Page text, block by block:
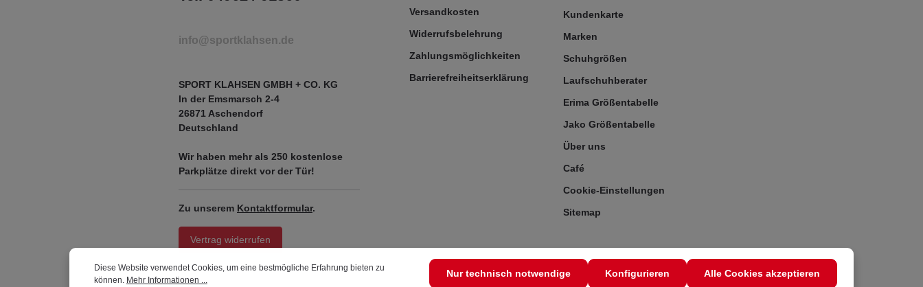
info@sportklahsen.de
SPORT KLAHSEN GMBH + CO. KG
In der Emsmarsch 2-4
26871 Aschendorf
Deutschland
Wir haben mehr als 250 kostenlose
Parkplätze direkt vor der Tür!
Zu unserem Kontaktformular.
Vertrag widerrufen
Versandkosten
Widerrufsbelehrung
Zahlungsmöglichkeiten
Barrierefreiheitserklärung
Kundenkarte
Marken
Schuhgrößen
Laufschuhberater
Erima Größentabelle
Jako Größentabelle
Über uns
Café
Cookie-Einstellungen
Sitemap
Diese Website verwendet Cookies, um eine bestmögliche Erfahrung bieten zu
können. Mehr Informationen ...
Nur technisch notwendige Konfigurieren Alle Cookies akzeptieren